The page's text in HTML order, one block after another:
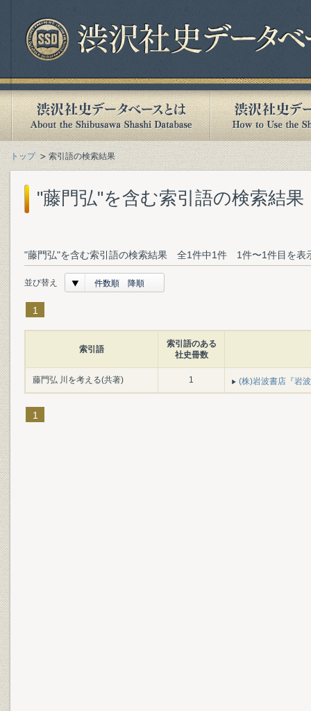
トップ 索引語の検索結果
"藤門弘"を含む索引語の検索結果
"藤門弘"を含む索引語の検索結果 全1件中1件 1件〜1件目を表
並び替え 件数順 降順
1
索引語
索引語のある
社史冊数
藤門弘 川を考える(共著) 1 (株)岩波書店『岩
1